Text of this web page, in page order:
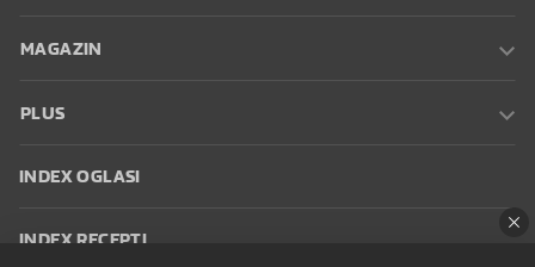
MAGAZIN
PLUS
INDEX OGLASI
INDEX RECEPTI